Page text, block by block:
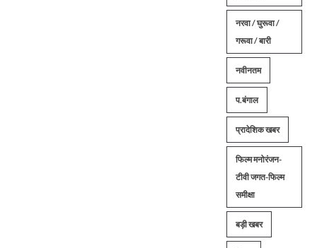
नरवा / घुरूवा /
गरूवा / बारी
नवीनतम
प.बंगाल
प्रादेशिक खबर
फिल्म मनोरंजन-
टीवी जगत-फिल्म
समीक्षा
बड़ी खबर